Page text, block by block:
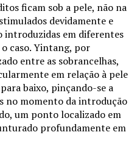
ficam sob a pele, não na
devidamente e
introduzidas em diferentes
caso. Yintang, por
entre as sobrancelhas,
em relação à pele
baixo, pinçando-se a
no momento da introdução
um ponto localizado em
profundamente em